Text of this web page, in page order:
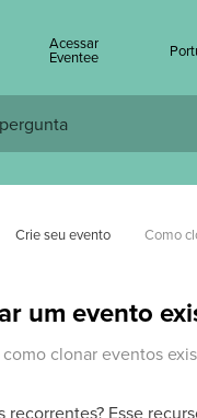
Acessar
Eventee
Crie seu evento
Como
um evento
como clonar eventos
recorrentes? Esse